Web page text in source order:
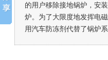
的用户移除接地锅炉，安
炉。为了大限度地发挥电
用汽车防冻剂代替了锅炉系